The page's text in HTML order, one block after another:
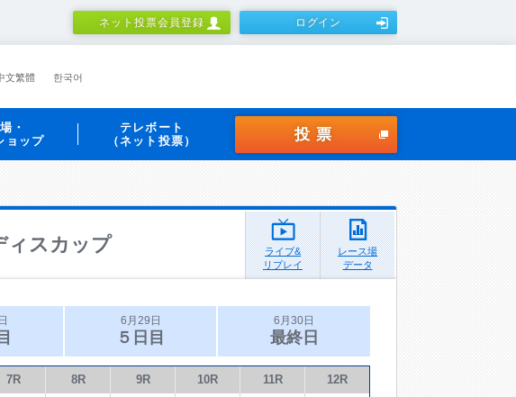
ネット投票会員登録 ログイン
文繁體 한국어
・
ョップ
テレボート
（ネット投票）
投票
ィスカップ
ライブ&
リプレイ
レース場
データ
6月29日
５日目
6月30日
最終日
7R 8R 9R 10R 11R 12R